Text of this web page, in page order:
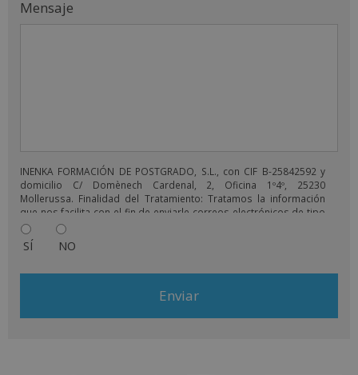
Mensaje
INENKA FORMACIÓN DE POSTGRADO, S.L., con CIF B-25842592 y
domicilio C/ Domènech Cardenal, 2, Oficina 1º4º, 25230
Mollerussa. Finalidad del Tratamiento: Tratamos la información
que nos facilita con el fin de enviarle correos electrónicos de tipo
comercial relacionado con los productos ofrecidos y otros tipo
de productos que fueran de su interés. Legitimación del
tratamiento: Consentimiento del interesado. Derechos: Puede
más información consulte nuestra Política de Privacidad. Desea
SÍ NO